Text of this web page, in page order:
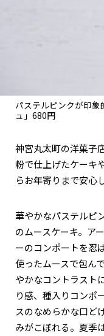
パステルピンクが印
ュ」680円
神宮丸太町の洋菓子
粉で仕上げたケーキ
らお年寄りまで安心
華やかなパステルピ
のムースケーキ。ア
ーのコンポートを忍
使ったムースで包ん
やかなコントラスト
り感、種入りコンポ
スのなめらかな口ど
みがこぼれる。夏季